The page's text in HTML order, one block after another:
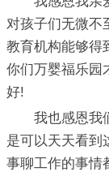
对孩子们无微不
教育机构能够得
你们万婴福乐园
好!
我也感恩我
是可以天天看到
事聊工作的事情